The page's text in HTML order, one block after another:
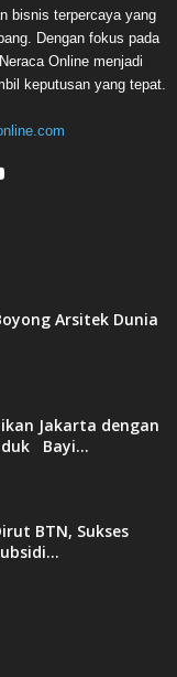
bisnis terpercaya yang
Dengan fokus pada
Online menjadi
keputusan yang tepat.
Arsitek Dunia
Jakarta dengan
Bayi...
BTN, Sukses